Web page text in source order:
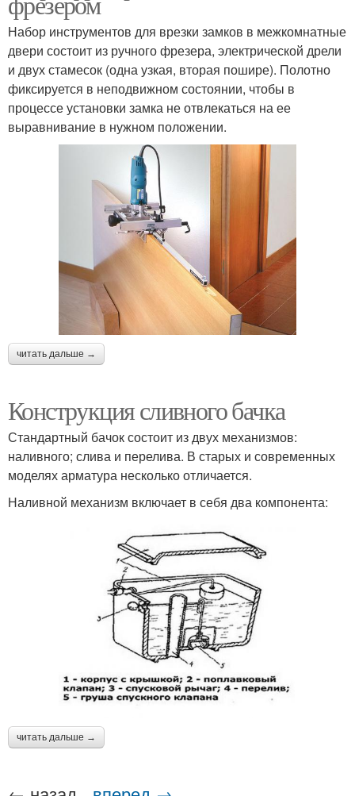
Набор инструментов для врезки замков в межкомнатные
двери состоит из ручного фрезера, электрической дрели
и двух стамесок (одна узкая, вторая пошире). Полотно
фиксируется в неподвижном состоянии, чтобы в
процессе установки замка не отвлекаться на ее
выравнивание в нужном положении.
читать дальше →
Конструкция сливного бачка
Стандартный бачок состоит из двух механизмов:
наливного; слива и перелива. В старых и современных
моделях арматура несколько отличается.
Наливной механизм включает в себя два компонента:
читать дальше →